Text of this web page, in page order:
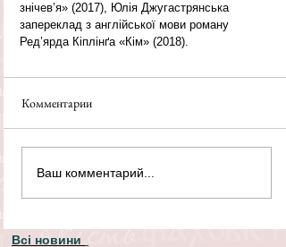
знічев’я» (2017), Юлія Джугастрянська
запереклад з англійської мови роману
Ред’ярда Кіплінґа «Кім» (2018).
Комментарии
Ваш комментарий...
Всі новини